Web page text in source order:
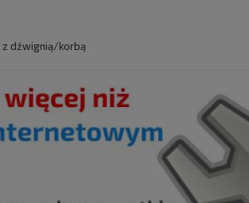
z dźwignią/korbą